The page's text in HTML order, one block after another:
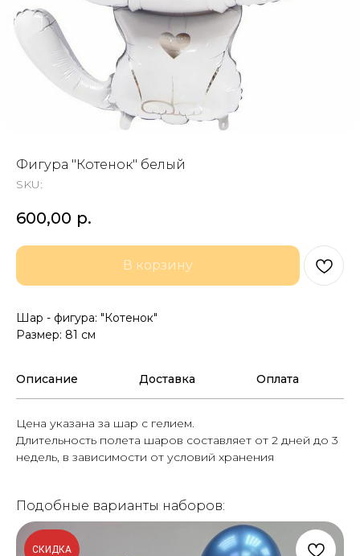
Фигура "Котенок" белый
SKU:
600,00 р.
В корзину
Шар - фигура: "Котенок"
Размер: 81 см
Описание Доставка Оплата
Цена указана за шар с гелием.
Длительность полета шаров составляет от 2 дней до 3
недель, в зависимости от условий хранения
Подобные варианты наборов:
СКИДКА